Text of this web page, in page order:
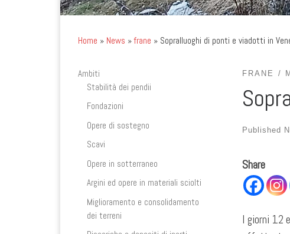
Home » News » frane » Sopralluoghi di ponti e viadotti in
FRANE
Published
Share
I giorni 12
Ambiti
Stabilità dei pendii
Fondazioni
Opere di sostegno
Scavi
Opere in sotterraneo
Argini ed opere in materiali sciolti
Miglioramento e consolidamento
dei terreni